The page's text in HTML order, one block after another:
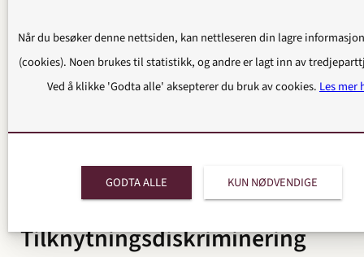
Dette kan illustreres med et eksempel: En
dørvakt på et utested har fordommer mot
homofile og nekter en person inngang til
diskriminering, og det har ingen betydning at
antakelsen er feil.
Tilknytningsdiskriminering
Når du besøker denne nettsiden, kan nettleseren din lagre
(cookies). Noen brukes til statistikk, og andre er lagt inn av
Ved å klikke 'Godta alle' aksepterer du bruk av cookies. Les mer
GODTA ALLE KUN NØDVENDIGE